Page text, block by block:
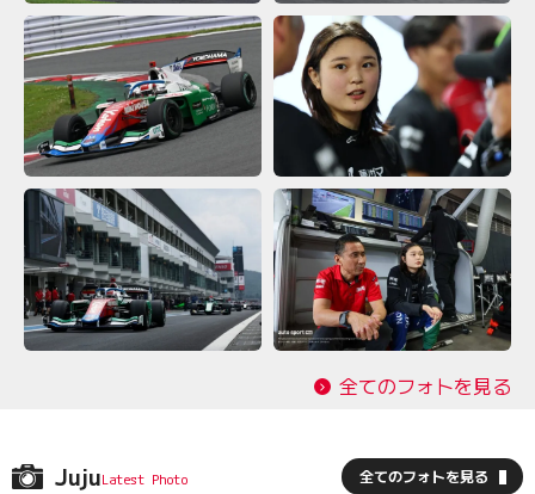
全てのフォトを見る
Juju 全てのフォトを見る